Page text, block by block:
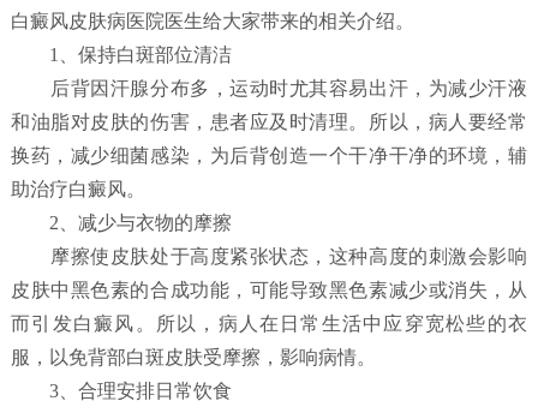
白癜风皮肤病医院医生给大家带来的相关介绍。
1、保持白斑部位清洁
后背因汗腺分布多，运动时尤其容易出汗，为减少汗液
和油脂对皮肤的伤害，患者应及时清理。所以，病人要经常
换药，减少细菌感染，为后背创造一个干净干净的环境，辅
助治疗白癜风。
2、减少与衣物的摩擦
摩擦使皮肤处于高度紧张状态，这种高度的刺激会影响
皮肤中黑色素的合成功能，可能导致黑色素减少或消失，从
而引发白癜风。所以，病人在日常生活中应穿宽松些的衣
服，以免背部白斑皮肤受摩擦，影响病情。
3、合理安排日常饮食